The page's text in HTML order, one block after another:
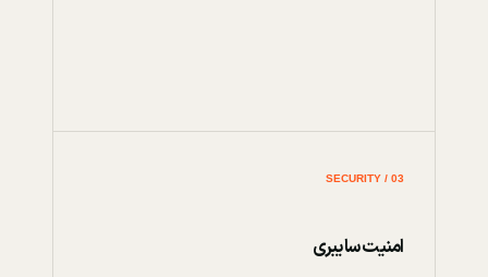
03 / SECURITY
امنیت سایبری